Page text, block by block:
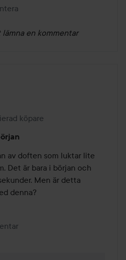
en kommentar
1 vecka
köpare
av doften som luktar lite
Det är bara i början och
Men är detta
denna?